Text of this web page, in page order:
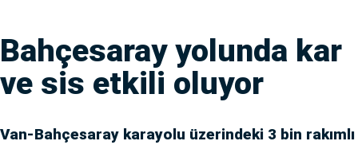
Bahçesaray yolunda kar
ve sis etkili oluyor
Van-Bahçesaray karayolu üzerindeki 3 bin rakımlı